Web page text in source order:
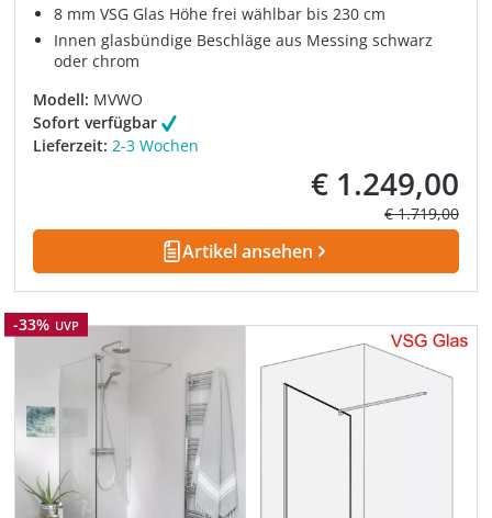
8 mm VSG Glas Höhe frei wählbar bis 230 cm
Innen glasbündige Beschläge aus Messing schwarz
oder chrom
Modell: MVWO
Sofort verfügbar
Lieferzeit: 2-3 Wochen
Verkaufspreis:
€ 1.249,00
Regulärer
€ 1.719,00
Artikel ansehen
Rabatt
-33% UVP